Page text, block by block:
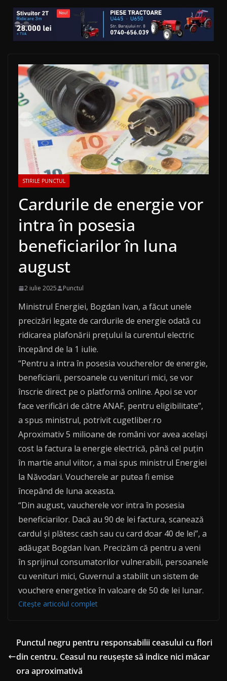
STIRILE PUNCTUL
Cardurile de energie vor
intra în posesia
beneficiarilor în luna
august
2 iulie 2025 Punctul
Ministrul Energiei, Bogdan Ivan, a făcut unele
precizări legate de cardurile de energie odată cu
ridicarea plafonării prețului la curentul electric
începând de la 1 iulie.
“Pentru a intra în posesia voucherelor de energie,
beneficiarii, persoanele cu venituri mici, se vor
înscrie direct pe o platformă online. Apoi se vor
face verificări de către ANAF, pentru eligibilitate”,
a spus ministrul, potrivit cugetliber.ro
Aproximativ 5 milioane de români vor avea același
cost la factura la energie electrică, până cel puțin
în martie anul viitor, a mai spus ministrul Energiei
la Năvodari. Voucherele ar putea fi emise
începând de luna aceasta.
“Din august, vaucherele vor intra în posesia
beneficiarilor. Dacă au 90 de lei factura, scanează
cardul și plătesc cash sau cu card doar 40 de lei”, a
adăugat Bogdan Ivan. Precizăm că pentru a veni
în sprijinul consumatorilor vulnerabili, persoanele
cu venituri mici, Guvernul a stabilit un sistem de
vouchere energetice în valoare de 50 de lei lunar.
Citește articolul complet
Punctul negru pentru responsabilii ceasului cu flori
din centru. Ceasul nu reușește să indice nici măcar
ora aproximativă